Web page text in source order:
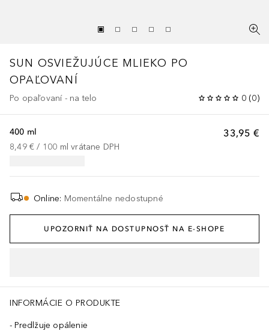
SUN OSVIEŽUJÚCE MLIEKO PO
OPAĽOVANÍ
Po opaľovaní - na telo 0 (0)
33,95 €
400 ml
8,49 € / 100 ml vrátane DPH
Online: Momentálne nedostupné
UPOZORNIŤ NA DOSTUPNOSŤ NA E-SHOPE
INFORMÁCIE O PRODUKTE
Predlžuje opálenie